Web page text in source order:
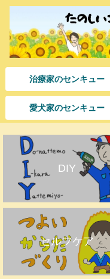
治療家のセンキュー
愛犬家のセンキュー
DIY
セルフケア